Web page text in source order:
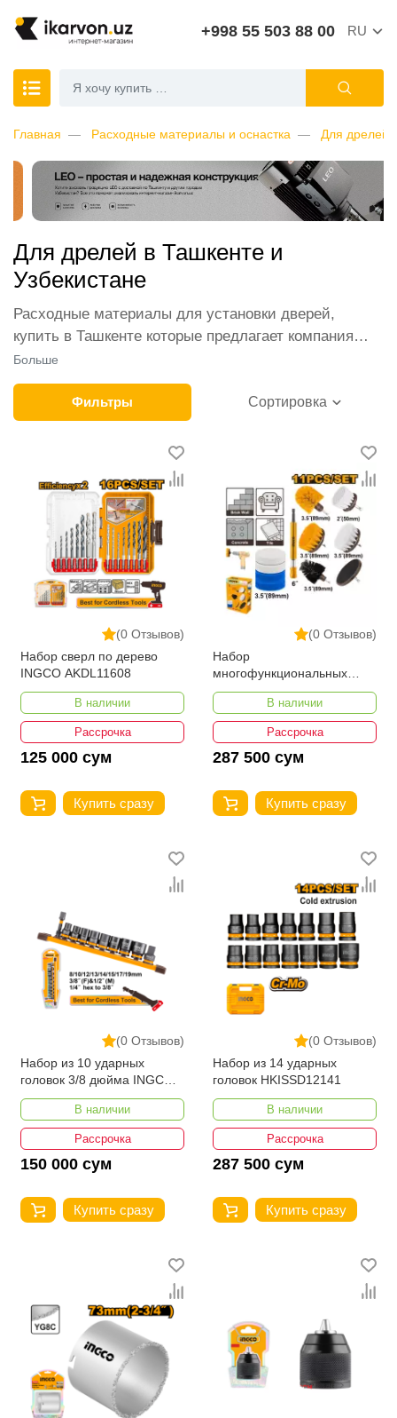
+998 55 503 88 00 RU
Главная Расходные материалы и оснастка Для дрелей
Для дрелей в Ташкенте и
Узбекистане
Расходные материалы для установки дверей,
купить в Ташкенте которые предлагает компания
ikarvon.uz, пользуются широким спросом среди
наших клиентов. Мы обеспечиваем лучшие условия
продажи этой категории товара. Расходные
материалы для установки дверей в интернет-
магазине представлены ведущими
производителями и брендами, список которых
постоянно расширяется. Мы доставляем товар в
любом количестве по всей территории страны. Все
это дополняет лучшая по Узбекистану стоимость,
Расходные материалы для установки дверей от
ikarvon.uz — это самый широкий диапазон цен.
Причем здесь представлена оптимальная цена для
каждой позиции из категории Расходные материалы
для установки дверей.
Больше
Фильтры Сортировка
(0 Отзывов)
Набор сверл по дерево
INGCO AKDL11608
В наличии
Рассрочка
125 000 сум
Купить сразу
(0 Отзывов)
Набор
многофункциональных
щетков INGCO WCB1101
В наличии
Рассрочка
287 500 сум
Купить сразу
(0 Отзывов)
Набор из 10 ударных
головок 3/8 дюйма INGCO
HKISSD38104
В наличии
Рассрочка
150 000 сум
Купить сразу
(0 Отзывов)
Набор из 14 ударных
головок HKISSD12141
В наличии
Рассрочка
287 500 сум
Купить сразу